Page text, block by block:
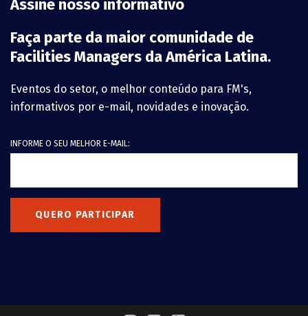
Assine nosso informativo
Faça parte da maior comunidade de
Facilities Managers da América Latina.
Eventos do setor, o melhor conteúdo para FM's,
informativos por e-mail, novidades e inovação.
INFORME O SEU MELHOR E-MAIL:
QUERO PARTICIPAR